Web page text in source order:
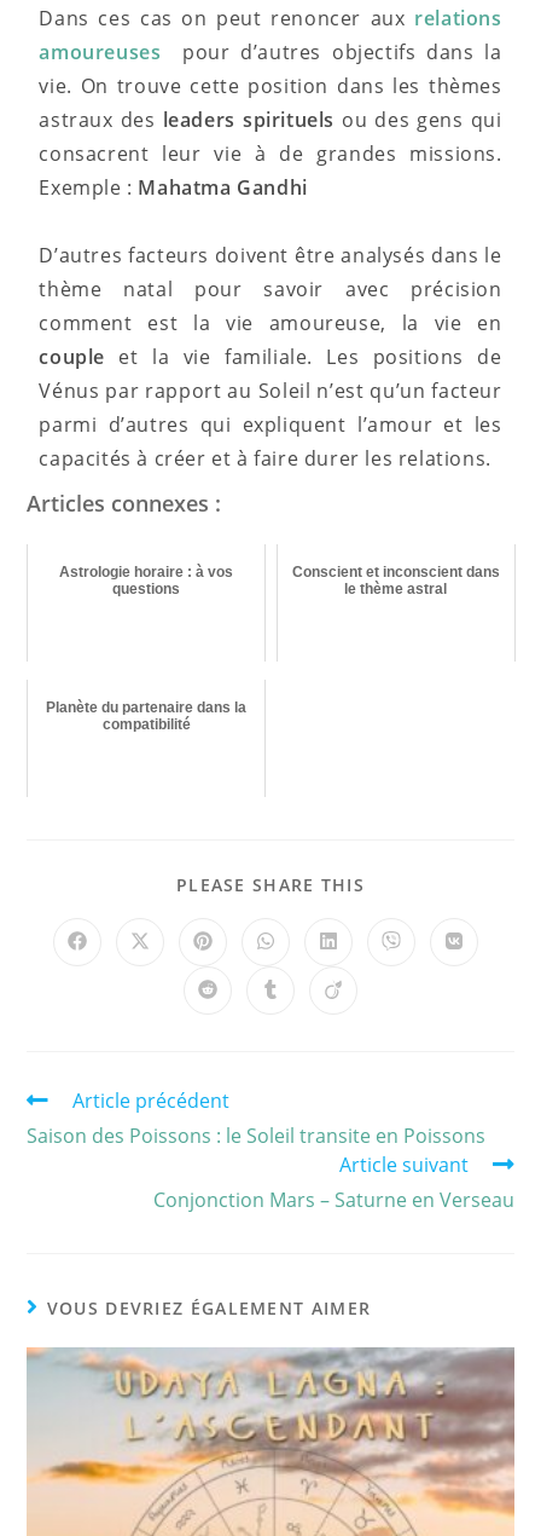
Dans ces cas on peut renoncer aux relations
amoureuses pour d’autres objectifs dans la
vie. On trouve cette position dans les thèmes
astraux des leaders spirituels ou des gens qui
consacrent leur vie à de grandes missions.
Exemple : Mahatma Gandhi
D’autres facteurs doivent être analysés dans le
thème natal pour savoir avec précision
comment est la vie amoureuse, la vie en
couple et la vie familiale. Les positions de
Vénus par rapport au Soleil n’est qu’un facteur
parmi d’autres qui expliquent l’amour et les
capacités à créer et à faire durer les relations.
Articles connexes :
Astrologie horaire : à vos
questions
Conscient et inconscient dans
le thème astral
Planète du partenaire dans la
compatibilité
PLEASE SHARE THIS
Article précédent
Saison des Poissons : le Soleil transite en Poissons
Article suivant
Conjonction Mars – Saturne en Verseau
VOUS DEVRIEZ ÉGALEMENT AIMER